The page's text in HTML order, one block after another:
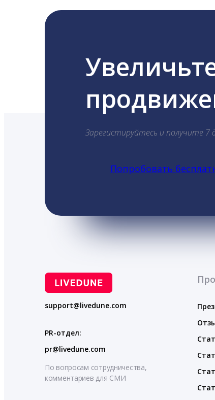
Зарегистируйтесь и получите 7
Попробовать
support@livedune.com
PR-отдел:
pr@livedune.com
По вопросам сотрудничества,
комментариев для СМИ